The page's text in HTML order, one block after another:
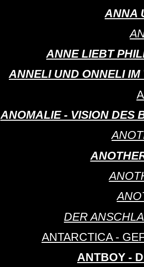
ANNA
ANNE LIEBT
ANNELI UND ONNELI
ANOMALIE - VISION
DER
ANTARCTICA -
ANTBOY -